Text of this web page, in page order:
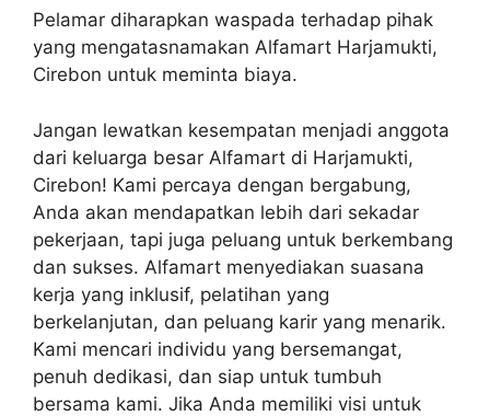
Pelamar diharapkan waspada terhadap pihak
yang mengatasnamakan Alfamart Harjamukti,
Cirebon untuk meminta biaya.
Jangan lewatkan kesempatan menjadi anggota
dari keluarga besar Alfamart di Harjamukti,
Cirebon! Kami percaya dengan bergabung,
Anda akan mendapatkan lebih dari sekadar
pekerjaan, tapi juga peluang untuk berkembang
dan sukses. Alfamart menyediakan suasana
kerja yang inklusif, pelatihan yang
berkelanjutan, dan peluang karir yang menarik.
Kami mencari individu yang bersemangat,
penuh dedikasi, dan siap untuk tumbuh
bersama kami. Jika Anda memiliki visi untuk